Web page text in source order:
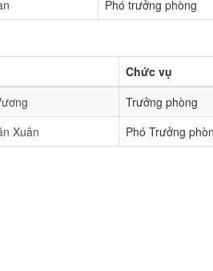
Phó trưởng phòng
Chức vụ
Trưởng phòng
Xuân Phó Trưởng